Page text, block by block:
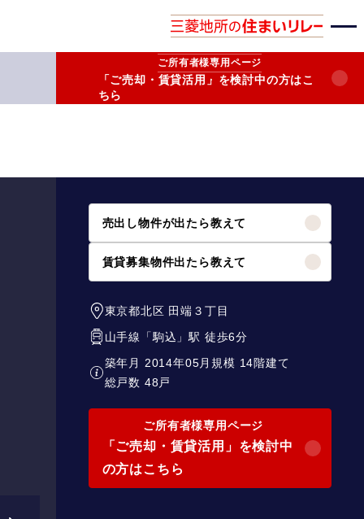
ご所有者様専用ページ
「ご売却・賃貸活用」を検討中の方はこ
ちら
売出し物件が出たら教えて
賃貸募集物件出たら教えて
東京都北区 田端３丁目
山手線
「駒込 」駅 徒歩6分
築年月 2014年05月規模 14階建て
総戸数 48戸
ご所有者様専用ページ
「ご売却・賃貸活用」を検討中
の方はこちら